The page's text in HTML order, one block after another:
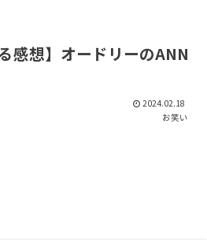
感想】オードリーのANN
2024.02.18
お笑い